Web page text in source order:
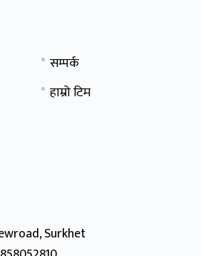
सम्पर्क
हाम्रो टिम
Surkhet